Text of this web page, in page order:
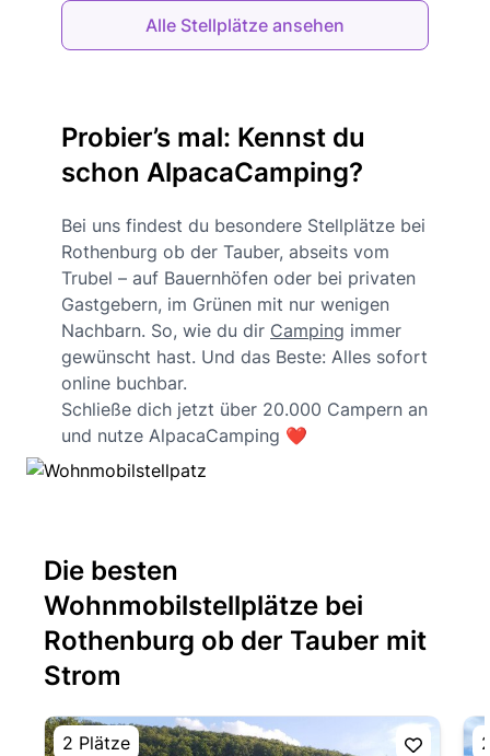
Alle Stellplätze ansehen
Probier’s mal: Kennst du
schon AlpacaCamping?
Bei uns findest du besondere Stellplätze bei
Rothenburg ob der Tauber, abseits vom
Trubel – auf Bauernhöfen oder bei privaten
Gastgebern, im Grünen mit nur wenigen
Nachbarn. So, wie du dir Camping immer
gewünscht hast. Und das Beste: Alles sofort
online buchbar.
Schließe dich jetzt über 20.000 Campern an
und nutze AlpacaCamping ❤️
Die besten
Wohnmobilstellplätze bei
Rothenburg ob der Tauber mit
Strom
2 Plätze